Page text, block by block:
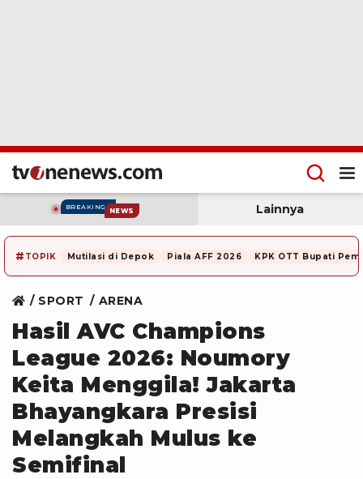
BREAKING NEWS Lainnya
# TOPIK Mutilasi di Depok Piala AFF 2026 KPK OTT Bupati
SPORT ARENA
Hasil AVC Champions
League 2026: Noumory
Keita Menggila! Jakarta
Bhayangkara Presisi
Melangkah Mulus ke
Semifinal